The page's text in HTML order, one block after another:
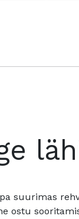
suurimas
ostu